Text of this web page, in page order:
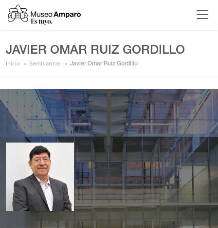
JAVIER OMAR RUIZ GORDILLO
Inicio Semblanzas Javier Omar Ruiz Gordillo